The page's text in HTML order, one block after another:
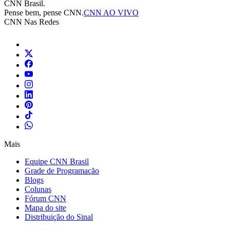
CNN Brasil.
Pense bem, pense CNN.CNN AO VIVO
CNN Nas Redes
Mais
Equipe CNN Brasil
Grade de Programação
Blogs
Colunas
Fórum CNN
Mapa do site
Distribuição do Sinal